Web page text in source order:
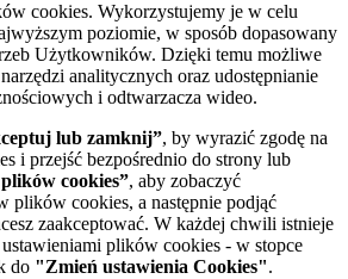
cookies. Wykorzystujemy je w celu
poziomie, w sposób dopasowany
Użytkowników. Dzięki temu możliwe
analitycznych oraz udostępnianie
i odtwarzacza wideo.
lub zamknij”, by wyrazić zgodę na
i przejść bezpośrednio do strony lub
cookies”, aby zobaczyć
plików cookies, a następnie podjąć
zaakceptować. W każdej chwili istnieje
plików cookies - w stopce
do "Zmień ustawienia Cookies".